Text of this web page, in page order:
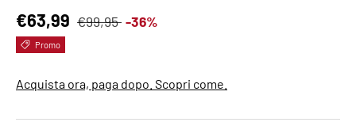
Prezzo di vendita
€63,99 Prezzo normale
€99,95 -36%
Promo
Acquista ora, paga dopo. Scopri come.